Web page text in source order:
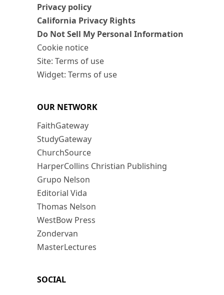
Privacy policy
California Privacy Rights
Do Not Sell My Personal Information
Cookie notice
Site: Terms of use
Widget: Terms of use
OUR NETWORK
FaithGateway
StudyGateway
ChurchSource
HarperCollins Christian Publishing
Grupo Nelson
Editorial Vida
Thomas Nelson
WestBow Press
Zondervan
MasterLectures
SOCIAL